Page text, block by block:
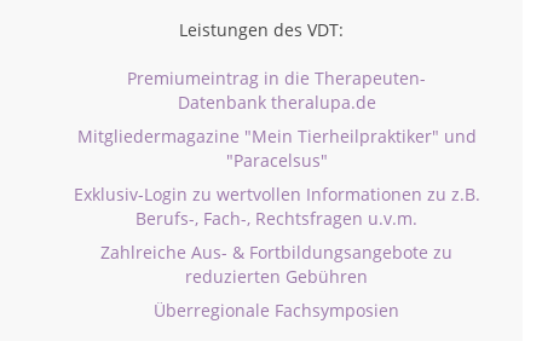
Leistungen des VDT:
Premiumeintrag in die Therapeuten-
Datenbank theralupa.de
Mitgliedermagazine "Mein Tierheilpraktiker" und
"Paracelsus"
Exklusiv-Login zu wertvollen Informationen zu z.B.
Berufs-, Fach-, Rechtsfragen u.v.m.
Zahlreiche Aus- & Fortbildungsangebote zu
reduzierten Gebühren
Überregionale Fachsymposien